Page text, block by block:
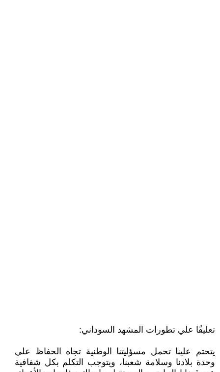
تعليقًا علي تطورات المشهد السوداني:
يتحتم علينا تحمل مسؤليتنا الوطنية تجاه الحفاظ علي
وحدة بلادنا وسلامة شعبنا، ويتوجب التكلم بكل شفافية